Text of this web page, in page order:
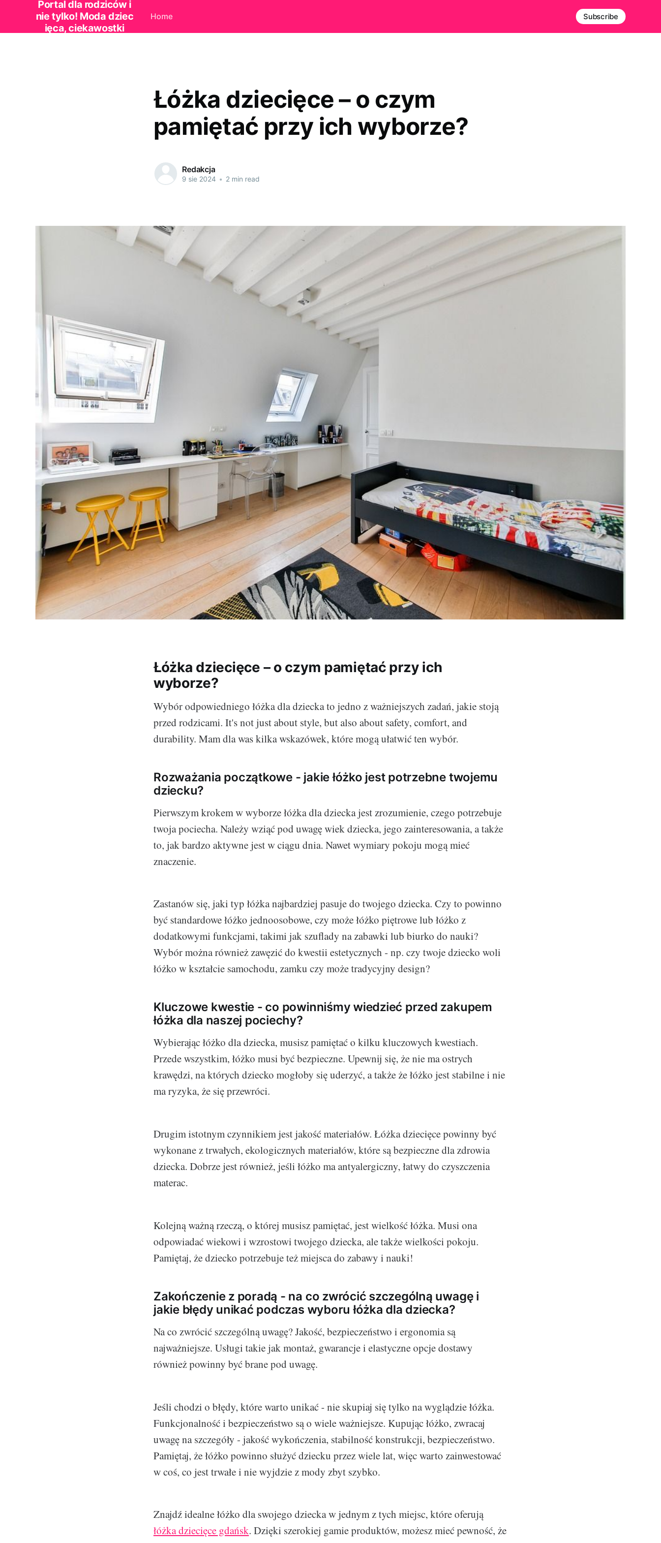
Portal dla rodziców i
nie tylko! Moda dziec
ięca, ciekawostki
Home Subscribe
Łóżka dziecięce – o czym
pamiętać przy ich wyborze?
Redakcja
9 sie 2024 • 2 min read
Łóżka dziecięce – o czym pamiętać przy ich
wyborze?
Wybór odpowiedniego łóżka dla dziecka to jedno z ważniejszych zadań, jakie stoją
przed rodzicami. It's not just about style, but also about safety, comfort, and
durability. Mam dla was kilka wskazówek, które mogą ułatwić ten wybór.
Rozważania początkowe - jakie łóżko jest potrzebne twojemu
dziecku?
Pierwszym krokem w wyborze łóżka dla dziecka jest zrozumienie, czego potrzebuje
twoja pociecha. Należy wziąć pod uwagę wiek dziecka, jego zainteresowania, a także
to, jak bardzo aktywne jest w ciągu dnia. Nawet wymiary pokoju mogą mieć
znaczenie.
Zastanów się, jaki typ łóżka najbardziej pasuje do twojego dziecka. Czy to powinno
być standardowe łóżko jednoosobowe, czy może łóżko piętrowe lub łóżko z
dodatkowymi funkcjami, takimi jak szuflady na zabawki lub biurko do nauki?
Wybór można również zawęzić do kwestii estetycznych - np. czy twoje dziecko woli
łóżko w kształcie samochodu, zamku czy może tradycyjny design?
Kluczowe kwestie - co powinniśmy wiedzieć przed zakupem
łóżka dla naszej pociechy?
Wybierając łóżko dla dziecka, musisz pamiętać o kilku kluczowych kwestiach.
Przede wszystkim, łóżko musi być bezpieczne. Upewnij się, że nie ma ostrych
krawędzi, na których dziecko mogłoby się uderzyć, a także że łóżko jest stabilne i nie
ma ryzyka, że się przewróci.
Drugim istotnym czynnikiem jest jakość materiałów. Łóżka dziecięce powinny być
wykonane z trwałych, ekologicznych materiałów, które są bezpieczne dla zdrowia
dziecka. Dobrze jest również, jeśli łóżko ma antyalergiczny, łatwy do czyszczenia
materac.
Kolejną ważną rzeczą, o której musisz pamiętać, jest wielkość łóżka. Musi ona
odpowiadać wiekowi i wzrostowi twojego dziecka, ale także wielkości pokoju.
Pamiętaj, że dziecko potrzebuje też miejsca do zabawy i nauki!
Zakończenie z poradą - na co zwrócić szczególną uwagę i
jakie błędy unikać podczas wyboru łóżka dla dziecka?
Na co zwrócić szczególną uwagę? Jakość, bezpieczeństwo i ergonomia są
najważniejsze. Usługi takie jak montaż, gwarancje i elastyczne opcje dostawy
również powinny być brane pod uwagę.
Jeśli chodzi o błędy, które warto unikać - nie skupiaj się tylko na wyglądzie łóżka.
Funkcjonalność i bezpieczeństwo są o wiele ważniejsze. Kupując łóżko, zwracaj
uwagę na szczegóły - jakość wykończenia, stabilność konstrukcji, bezpieczeństwo.
Pamiętaj, że łóżko powinno służyć dziecku przez wiele lat, więc warto zainwestować
w coś, co jest trwałe i nie wyjdzie z mody zbyt szybko.
Znajdź idealne łóżko dla swojego dziecka w jednym z tych miejsc, które oferują
łóżka dziecięce gdańsk. Dzięki szerokiej gamie produktów, możesz mieć pewność, że